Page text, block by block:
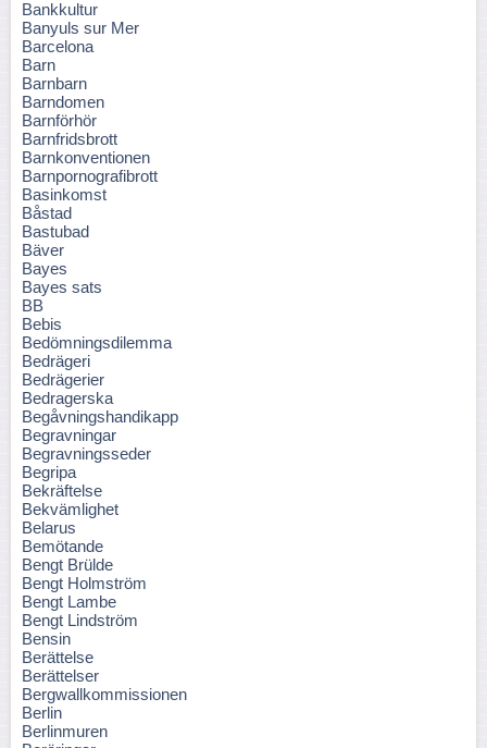
Bankkultur
Banyuls sur Mer
Barcelona
Barn
Barnbarn
Barndomen
Barnförhör
Barnfridsbrott
Barnkonventionen
Barnpornografibrott
Basinkomst
Båstad
Bastubad
Bäver
Bayes
Bayes sats
BB
Bebis
Bedömningsdilemma
Bedrägeri
Bedrägerier
Bedragerska
Begåvningshandikapp
Begravningar
Begravningsseder
Begripa
Bekräftelse
Bekvämlighet
Belarus
Bemötande
Bengt Brülde
Bengt Holmström
Bengt Lambe
Bengt Lindström
Bensin
Berättelse
Berättelser
Bergwallkommissionen
Berlin
Berlinmuren